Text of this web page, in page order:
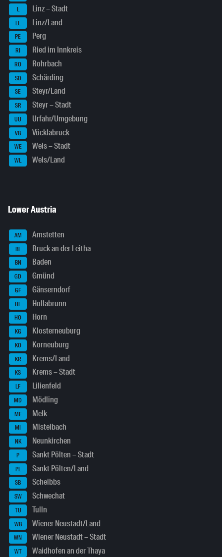
L Linz – Stadt
LL Linz/Land
PE Perg
RI Ried im Innkreis
RO Rohrbach
SD Schärding
SE Steyr/Land
SR Steyr – Stadt
UU Urfahr/Umgebung
VB Vöcklabruck
WE Wels – Stadt
WL Wels/Land
Lower Austria
AM Amstetten
BL Bruck an der Leitha
BN Baden
GD Gmünd
GF Gänserndorf
HL Hollabrunn
HO Horn
KG Klosterneuburg
KO Korneuburg
KR Krems/Land
KS Krems – Stadt
LF Lilienfeld
MD Mödling
ME Melk
MI Mistelbach
NK Neunkirchen
P Sankt Pölten – Stadt
PL Sankt Pölten/Land
SB Scheibbs
SW Schwechat
TU Tulln
WB Wiener Neustadt/Land
WN Wiener Neustadt – Stadt
WT Waidhofen an der Thaya